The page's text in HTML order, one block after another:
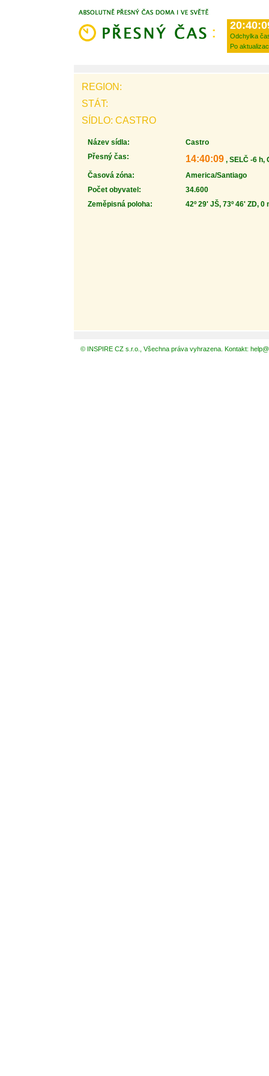
Odchylka
Po
REGION:
STÁT:
SÍDLO: CASTRO
Název sídla:
Castro
Přesný čas:
14:40:09 , SELČ -6 h,
Časová zóna:
America/Santiago
Počet obyvatel:
34.600
Zeměpisná poloha:
42º 29' JŠ, 73º 46' ZD, 0
© INSPIRE CZ s.r.o., Všechna práva vyhrazena. Kontakt: